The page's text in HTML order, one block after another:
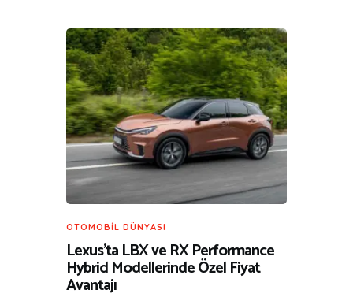
OTOMOBIL DÜNYASI
Lexus’ta LBX ve RX Performance
Hybrid Modellerinde Özel Fiyat
Avantajı